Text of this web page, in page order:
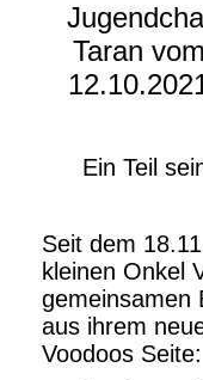
Taran
Ein Teil
Seit dem
kleinen Onkel
gemeinsamen
aus ihrem
Voodoos Seite: